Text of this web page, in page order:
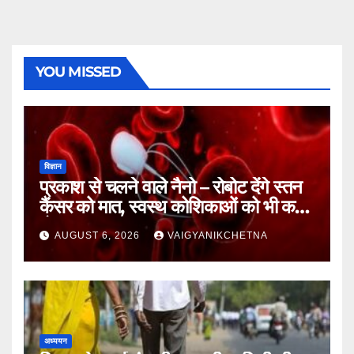
YOU MISSED
विज्ञान
प्रकाश से चलने वाले नैनो – रोबोट देंगे स्तन
कैंसर को मात, स्वस्थ कोशिकाओं को भी कम
होगा नुकसान
AUGUST 6, 2026 VAIGYANIKCHETNA
अध्ययन